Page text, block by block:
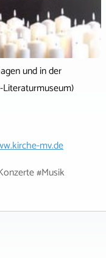
und in der
mv.de
#Musik